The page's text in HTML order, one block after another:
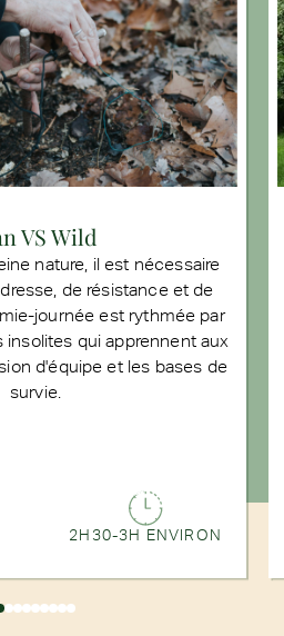
VS Wild
nature, il est nécessaire
de résistance et de
journée est rythmée par
qui apprennent aux
d'équipe et les bases de
survie.
2H30-3H ENVIRON